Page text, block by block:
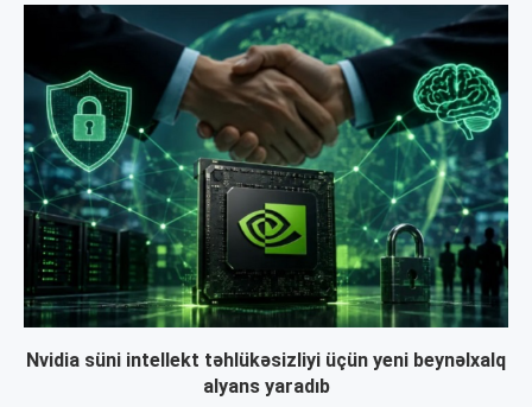
Nvidia süni intellekt təhlükəsizliyi üçün yeni beynəlxalq
alyans yaradıb